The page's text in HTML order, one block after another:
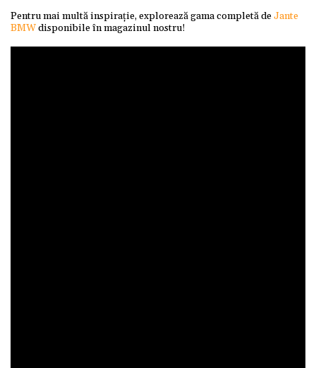
Pentru mai multă inspirație, explorează gama completă deJante
BMWdisponibile în magazinul nostru!